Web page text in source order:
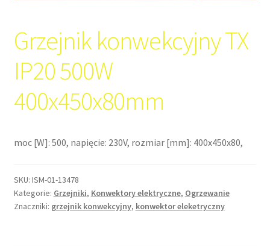
Grzejnik konwekcyjny TX
IP20 500W
400x450x80mm
moc [W]: 500, napięcie: 230V, rozmiar [mm]: 400x450x80,
SKU: ISM-01-13478
Kategorie: Grzejniki, Konwektory elektryczne, Ogrzewanie
Znaczniki: grzejnik konwekcyjny, konwektor eleketryczny